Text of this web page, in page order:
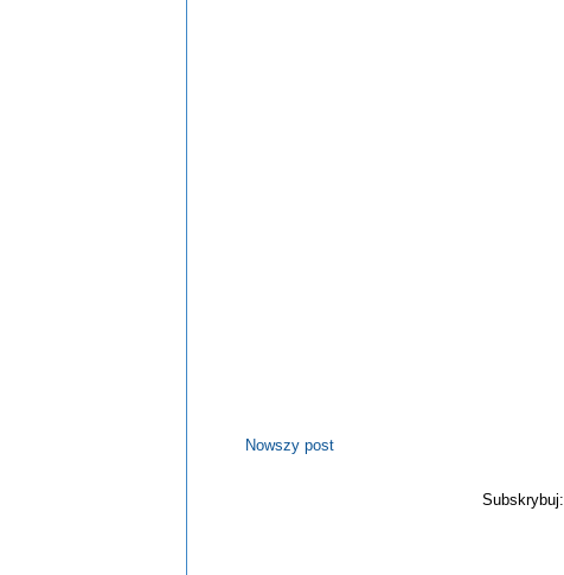
Nowszy post
Subskrybuj: